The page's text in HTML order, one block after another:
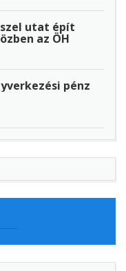
utat épít
az ÖH
pénz